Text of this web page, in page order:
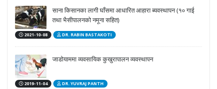
साना किसानका लागी घाँसमा आधारित आहारा ब्यवस्थापन (१० गाई
तथा भैसीपालनको नमूना सहित)
2021-10-08 DR. RABIN BASTAKOTI
जाडोयाममा व्यवसायिक कुखुरापालन व्यवस्थापन
2019-11-04 DR. YUVRAJ PANTH